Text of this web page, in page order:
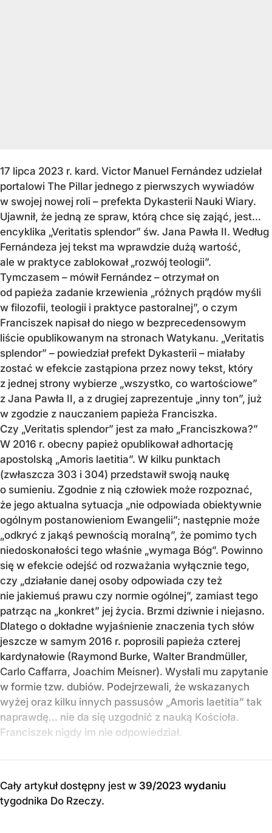
17 lipca 2023 r. kard. Victor Manuel Fernández udzielał
portalowi The Pillar jednego z pierwszych wywiadów
w swojej nowej roli – prefekta Dykasterii Nauki Wiary.
Ujawnił, że jedną ze spraw, którą chce się zająć, jest…
encyklika „Veritatis splendor” św. Jana Pawła II. Według
Fernándeza jej tekst ma wprawdzie dużą wartość,
ale w praktyce zablokował „rozwój teologii”.
Tymczasem – mówił Fernández – otrzymał on
od papieża zadanie krzewienia „różnych prądów myśli
w filozofii, teologii i praktyce pastoralnej”, o czym
Franciszek napisał do niego w bezprecedensowym
liście opublikowanym na stronach Watykanu. „Veritatis
splendor” – powiedział prefekt Dykasterii – miałaby
zostać w efekcie zastąpiona przez nowy tekst, który
z jednej strony wybierze „wszystko, co wartościowe”
z Jana Pawła II, a z drugiej zaprezentuje „inny ton”, już
w zgodzie z nauczaniem papieża Franciszka.
Czy „Veritatis splendor” jest za mało „Franciszkowa?”
W 2016 r. obecny papież opublikował adhortację
apostolską „Amoris laetitia”. W kilku punktach
(zwłaszcza 303 i 304) przedstawił swoją naukę
o sumieniu. Zgodnie z nią człowiek może rozpoznać,
że jego aktualna sytuacja „nie odpowiada obiektywnie
ogólnym postanowieniom Ewangelii”; następnie może
„odkryć z jakąś pewnością moralną”, że pomimo tych
niedoskonałości tego właśnie „wymaga Bóg”. Powinno
się w efekcie odejść od rozważania wyłącznie tego,
czy „działanie danej osoby odpowiada czy też
nie jakiemuś prawu czy normie ogólnej”, zamiast tego
patrząc na „konkret” jej życia. Brzmi dziwnie i niejasno.
Dlatego o dokładne wyjaśnienie znaczenia tych słów
jeszcze w samym 2016 r. poprosili papieża czterej
kardynałowie (Raymond Burke, Walter Brandmüller,
Carlo Caffarra, Joachim Meisner). Wysłali mu zapytanie
w formie tzw. dubiów. Podejrzewali, że wskazanych
wyżej oraz kilku innych passusów „Amoris laetitia” tak
naprawdę… nie da się uzgodnić z nauką Kościoła.
Franciszek nigdy im nie odpowiedział.
Cały artykuł dostępny jest w 39/2023 wydaniu
tygodnika Do Rzeczy.